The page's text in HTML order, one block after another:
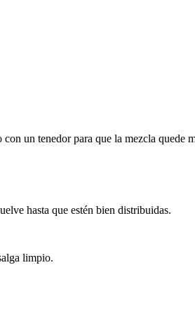
un tenedor para que la mezcla quede
hasta que estén bien distribuidas.
limpio.